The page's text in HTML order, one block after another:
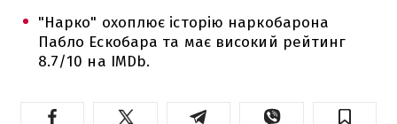
"Нарко" охоплює історію наркобарона
Пабло Ескобара та має високий рейтинг
8.7/10 на IMDb.